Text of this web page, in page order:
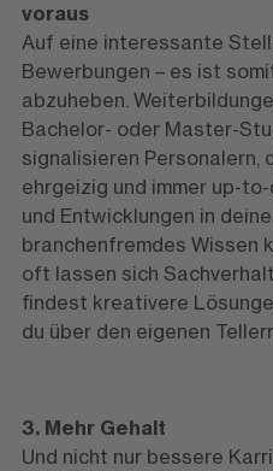
voraus
Auf eine interessante
Bewerbungen – es ist
abzuheben.
Bachelor- oder Master-
signalisieren Personalern,
ehrgeizig und immer up-
und Entwicklungen in
branchenfremdes Wissen
oft lassen sich
findest kreativere
du über den eigenen
3. Mehr Gehalt
Und nicht nur bessere